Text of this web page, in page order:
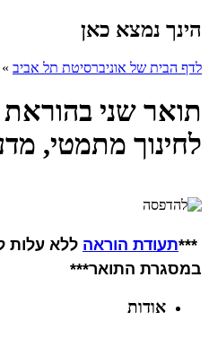
הינך נמצא כאן
לדף הבית של אוניברסיטת תל אביב »
תואר שני
לחינוך מתמטי,
***תעודת הוראה ללא עלות
במסגרת התואר***
אודות